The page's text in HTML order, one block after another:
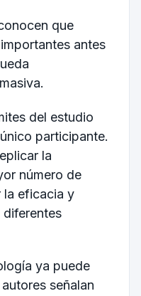
que
antes
del estudio
participante.
la
número de
la eficacia y
diferentes
ya puede
señalan